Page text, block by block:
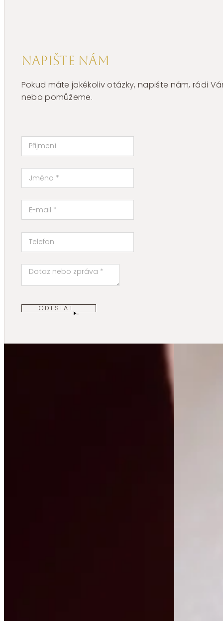
Napište nám
Pokud máte jakékoliv otázky, napište nám, rádi
nebo pomůžeme.
ODESLAT